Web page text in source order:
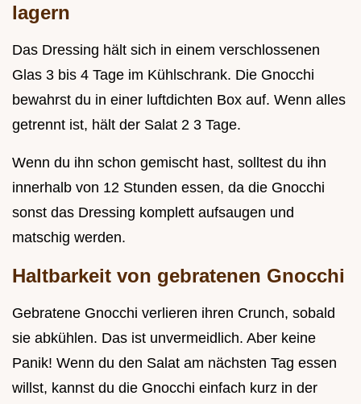
lagern
Das Dressing hält sich in einem verschlossenen
Glas 3 bis 4 Tage im Kühlschrank. Die Gnocchi
bewahrst du in einer luftdichten Box auf. Wenn alles
getrennt ist, hält der Salat 2 3 Tage.
Wenn du ihn schon gemischt hast, solltest du ihn
innerhalb von 12 Stunden essen, da die Gnocchi
sonst das Dressing komplett aufsaugen und
matschig werden.
Haltbarkeit von gebratenen Gnocchi
Gebratene Gnocchi verlieren ihren Crunch, sobald
sie abkühlen. Das ist unvermeidlich. Aber keine
Panik! Wenn du den Salat am nächsten Tag essen
willst, kannst du die Gnocchi einfach kurz in der